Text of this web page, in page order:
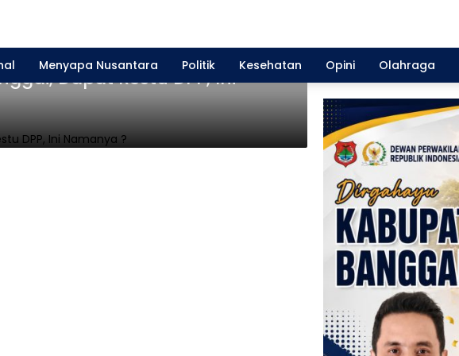
Menyapa Nusantara Politik Kesehatan Opini Olahraga
Dapat Restu DPP, Ini